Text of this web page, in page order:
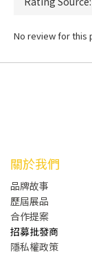
No review for this
關於我們
品牌故事
歷屆展品
合作提案
招募批發商
隱私權政策